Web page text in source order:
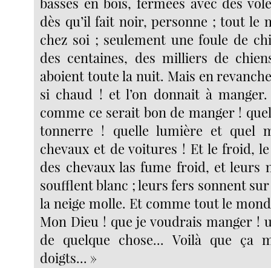
dès qu’il fait noir, personne ; tout le
chez soi ; seulement une foule de
des centaines, des milliers de
aboient toute la nuit. Mais en
si chaud ! et l’on donnait à
comme ce serait bon de manger !
tonnerre ! quelle lumière et quel
chevaux et de voitures ! Et le froid,
des chevaux las fume froid, et leurs
soufflent blanc ; leurs fers sonnent
la neige molle. Et comme tout le
Mon Dieu ! que je voudrais manger !
de quelque chose... Voilà que ça
doigts... »